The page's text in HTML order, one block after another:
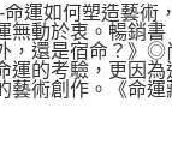
命運如何塑造藝術
無動於衷。暢銷
，還是宿命？》◎
運的考驗，更因
藝術創作。《命